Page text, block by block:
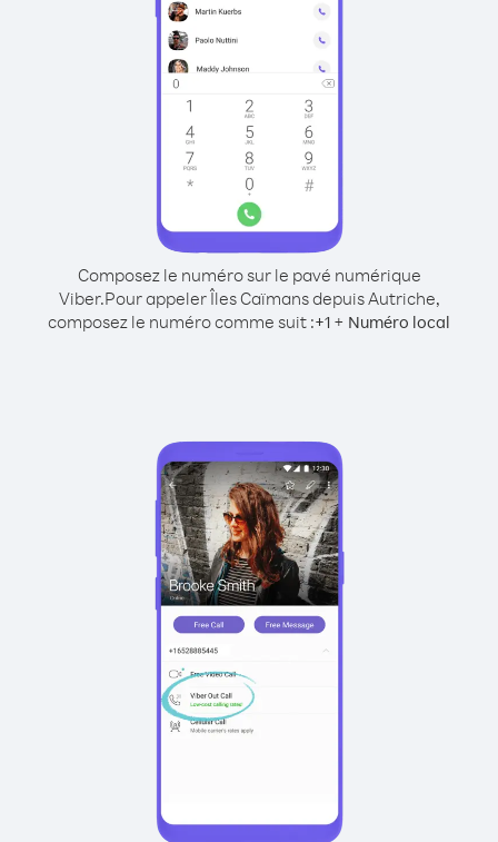
Composez le numéro sur le pavé numérique
Viber.Pour appeler Îles Caïmans depuis Autriche,
composez le numéro comme suit :+1 + Numéro local